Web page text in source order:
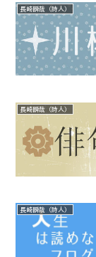
長崎瞬哉（詩人）
長崎瞬哉（詩人）
長崎瞬哉（詩人）